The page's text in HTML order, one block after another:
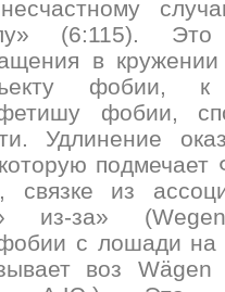
(6:115).
в
фобии, к
фобии,
Удлинение
связке из
из-за»
с лошади на
воз